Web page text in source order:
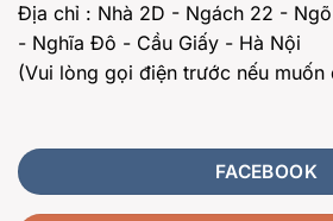
Địa chỉ : Nhà 2D - Ngách 22 -
- Nghĩa Đô - Cầu Giấy - Hà Nội
(Vui lòng gọi điện trước nếu muốn
FACEBOOK